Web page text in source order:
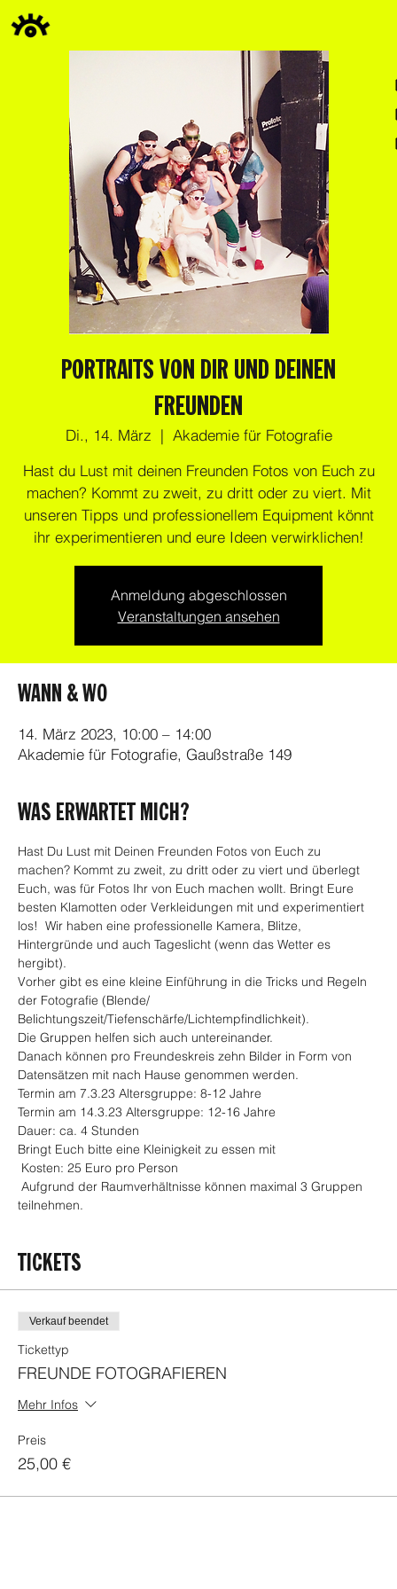
PORTRAITS VON DIR UND DEINEN
FREUNDEN
Di., 14. März
  |
Akademie für Fotografie
Hast du Lust mit deinen Freunden Fotos von Euch zu
machen? Kommt zu zweit, zu dritt oder zu viert. Mit
unseren Tipps und professionellem Equipment könnt
ihr experimentieren und eure Ideen verwirklichen!
Anmeldung abgeschlossen
Veranstaltungen ansehen
WANN & WO
14. März 2023, 10:00 – 14:00
Akademie für Fotografie, Gaußstraße 149
WAS ERWARTET MICH?
Hast Du Lust mit Deinen Freunden Fotos von Euch zu
machen? Kommt zu zweit, zu dritt oder zu viert und überlegt
Euch, was für Fotos Ihr von Euch machen wollt. Bringt Eure
besten Klamotten oder Verkleidungen mit und experimentiert
los!  Wir haben eine professionelle Kamera, Blitze,
Hintergründe und auch Tageslicht (wenn das Wetter es
hergibt).
Vorher gibt es eine kleine Einführung in die Tricks und Regeln
der Fotografie (Blende/
Belichtungszeit/Tiefenschärfe/Lichtempfindlichkeit).
Die Gruppen helfen sich auch untereinander.
Danach können pro Freundeskreis zehn Bilder in Form von
Datensätzen mit nach Hause genommen werden.
Termin am 7.3.23 Altersgruppe: 8-12 Jahre
Termin am 14.3.23 Altersgruppe: 12-16 Jahre
Dauer: ca. 4 Stunden
Bringt Euch bitte eine Kleinigkeit zu essen mit
Kosten: 25 Euro pro Person
Aufgrund der Raumverhältnisse können maximal 3 Gruppen
teilnehmen.
TICKETS
Verkauf beendet
Tickettyp
FREUNDE FOTOGRAFIEREN
Mehr Infos
Preis
25,00 €
FOODER